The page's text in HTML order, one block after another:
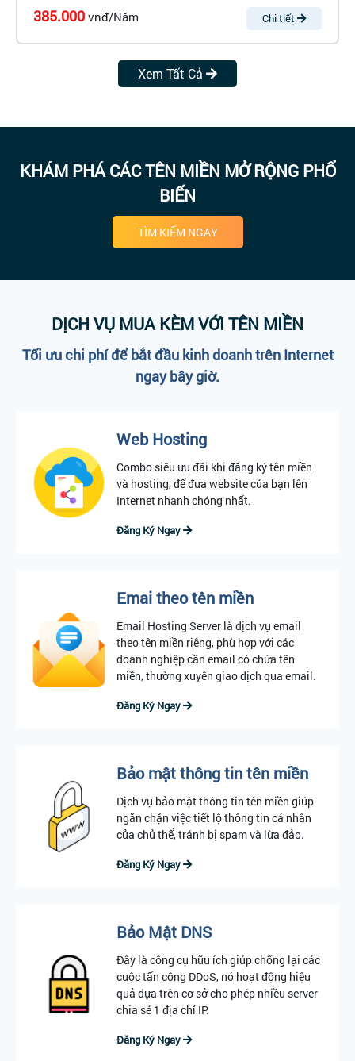
385.000 vnđ/Năm Chi tiết
Xem Tất Cả
KHÁM PHÁ CÁC TÊN MIỀN MỞ RỘNG PHỔ
BIẾN
TÌM KIẾM NGAY
DỊCH VỤ MUA KÈM VỚI TÊN MIỀN
Tối ưu chi phí để bắt đầu kinh doanh trên Internet
ngay bây giờ.
Web Hosting
Combo siêu ưu đãi khi đăng ký tên miền
và hosting, để đưa website của bạn lên
Internet nhanh chóng nhất.
Đăng Ký Ngay
Emai theo tên miền
Email Hosting Server là dịch vụ email
theo tên miền riêng, phù hợp với các
doanh nghiệp cần email có chứa tên
miền, thường xuyên giao dịch qua email.
Đăng Ký Ngay
Bảo mật thông tin tên miền
Dịch vụ bảo mật thông tin tên miền giúp
ngăn chặn việc tiết lộ thông tin cá nhân
của chủ thể, tránh bị spam và lừa đảo.
Đăng Ký Ngay
Bảo Mật DNS
Đây là công cụ hữu ích giúp chống lại các
cuộc tấn công DDoS, nó hoạt động hiệu
quả dựa trên cơ sở cho phép nhiều server
chia sẻ 1 địa chỉ IP.
Đăng Ký Ngay